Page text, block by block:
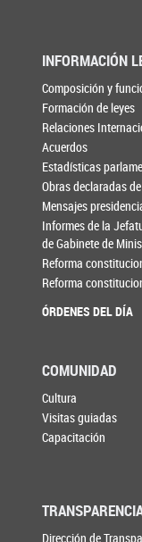
INFORMACIÓN
Composición y
Formación de leyes
Relaciones
Acuerdos
Estadísticas
Obras declaradas
Mensajes
Informes de la
de Gabinete de
Reforma
Reforma
ÓRDENES DEL DÍA
COMUNIDAD
Cultura
Visitas guiadas
Capacitación
Dirección de